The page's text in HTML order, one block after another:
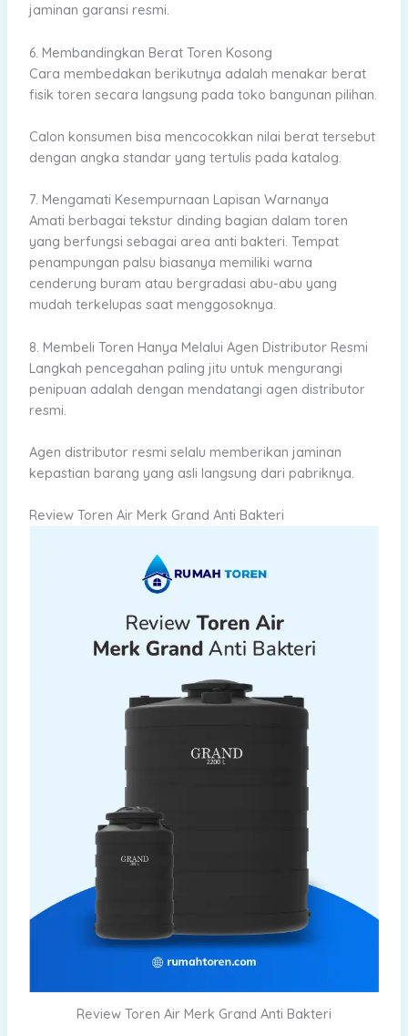
jaminan garansi resmi.
6. Membandingkan Berat Toren Kosong
Cara membedakan berikutnya adalah menakar berat
fisik toren secara langsung pada toko bangunan pilihan.
Calon konsumen bisa mencocokkan nilai berat tersebut
dengan angka standar yang tertulis pada katalog.
7. Mengamati Kesempurnaan Lapisan Warnanya
Amati berbagai tekstur dinding bagian dalam toren
yang berfungsi sebagai area anti bakteri. Tempat
penampungan palsu biasanya memiliki warna
cenderung buram atau bergradasi abu-abu yang
mudah terkelupas saat menggosoknya.
8. Membeli Toren Hanya Melalui Agen Distributor Resmi
Langkah pencegahan paling jitu untuk mengurangi
penipuan adalah dengan mendatangi agen distributor
resmi.
Agen distributor resmi selalu memberikan jaminan
kepastian barang yang asli langsung dari pabriknya.
Review Toren Air Merk Grand Anti Bakteri
Review Toren Air Merk Grand Anti Bakteri